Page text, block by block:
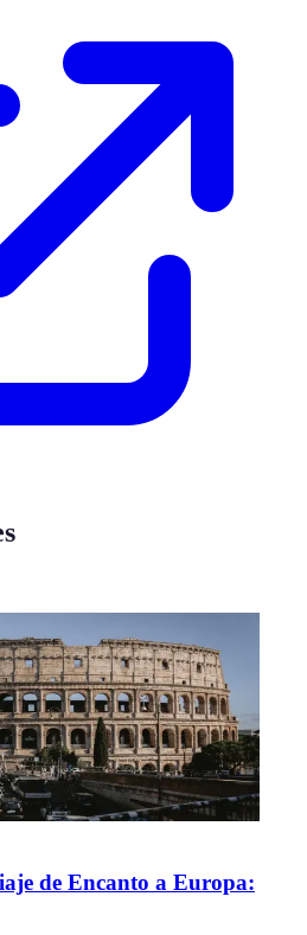
de Encanto a Europa: